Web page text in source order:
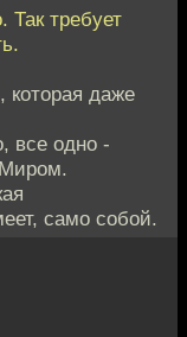
Так требует
которая даже
все одно -
само собой.